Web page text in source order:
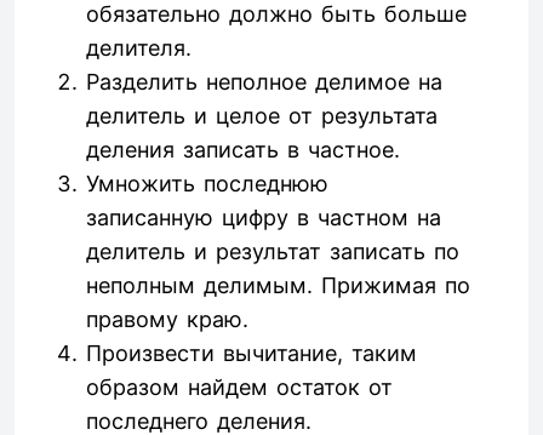
обязательно должно быть больше
делителя.
Разделить неполное делимое на
делитель и целое от результата
деления записать в частное.
Умножить последнюю
записанную цифру в частном на
делитель и результат записать по
неполным делимым. Прижимая по
правому краю.
Произвести вычитание, таким
образом найдем остаток от
последнего деления.